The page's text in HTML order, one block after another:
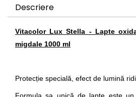
Descriere
Vitacolor Lux Stella - Lapte
migdale 1000 ml
Protecție specială, efect de lumină